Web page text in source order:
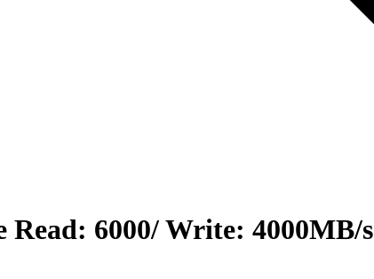
6000/ Write: 4000MB/s